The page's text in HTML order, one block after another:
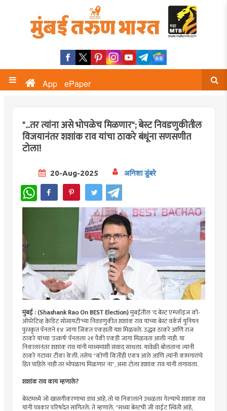
App ePaper
"...तर त्यांना असे भोपळेच मिळणार"; बेस्ट निवडणुकीतील
विजयानंतर शशांक राव यांचा ठाकरे बंधूंना सणसणीत
टोला!
20-Aug-2025 अनिशा डुंबरे
WhatsApp
मुंबई : (Shashank Rao On BEST Election)मुंबईतील 'द बेस्ट एम्प्लॉइज को-
ऑपरेटिव्ह क्रेडिट सोसायटी'च्या निवडणुकीत शशांक राव यांच्या बेस्ट वर्कर्स युनियन
पुरस्कृत पॅनलने १४ जागा जिंकत एकहाती यश मिळवले. उद्धव ठाकरे आणि राज
ठाकरे यांच्या 'उत्कर्ष' पॅनलला २१ पैकी एकही जागा मिळवता आली नाही. या
निकालानंतर शशांक राव यांनी माध्यमांशी संवाद साधला. यावेळी बोलताना त्यांनी
ठाकरे गटावर टीका केली. तसेच "कोणी कितीही एकत्र आले आणि त्यांनी कामगारांचे
हित पाहिले नाही तर भोपळाच मिळणार ना", असा टोला शशांक राव यांनी लगावला.
शशांक राव काय म्हणाले?
बेस्टमध्ये जो खासगीकरणाचा डाव आहे, तो या निकालाने उधळला गेल्याचे शशांक राव
यांनी पत्रकार परिषदेत सांगितले. ते म्हणाले, "सध्या बेस्टची जी वाईट स्थिती आहे,